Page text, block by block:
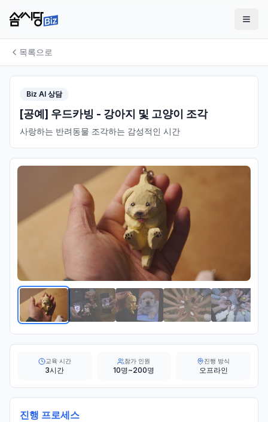
목록으로
Biz AI 상담
[공예] 우드카빙 - 강아지 및 고양이 조각
사랑하는 반려동물 조각하는 감성적인 시간
교육 시간
3시간
참가 인원
10명~200명
진행 방식
오프라인
진행 프로세스